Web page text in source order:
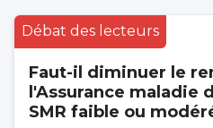
Débat des lecteurs
Faut-il diminuer le
l'Assurance maladie
SMR faible ou